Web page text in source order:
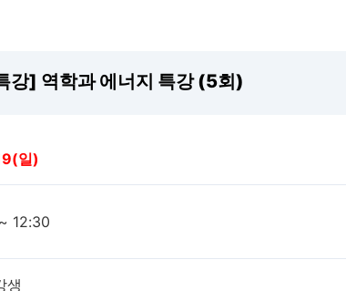
강] 역학과 에너지 특강 (5회)
일)
12:30
생